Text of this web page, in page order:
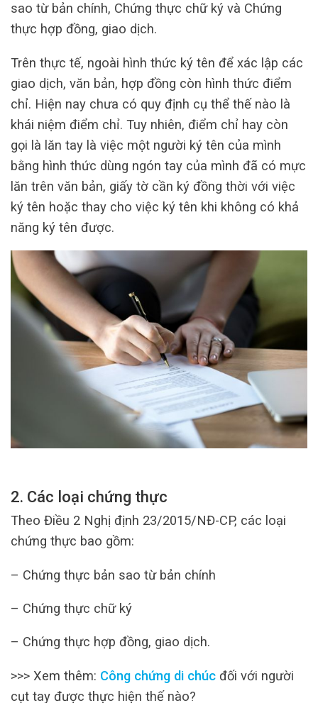
sao từ bản chính, Chứng thực chữ ký và Chứng
thực hợp đồng, giao dịch.
Trên thực tế, ngoài hình thức ký tên để xác lập các
giao dịch, văn bản, hợp đồng còn hình thức điểm
chỉ. Hiện nay chưa có quy định cụ thể thế nào là
khái niệm điểm chỉ. Tuy nhiên, điểm chỉ hay còn
gọi là lăn tay là việc một người ký tên của mình
bằng hình thức dùng ngón tay của mình đã có mực
lăn trên văn bản, giấy tờ cần ký đồng thời với việc
ký tên hoặc thay cho việc ký tên khi không có khả
năng ký tên được.
2. Các loại chứng thực
Theo Điều 2 Nghị định 23/2015/NĐ-CP, các loại
chứng thực bao gồm:
– Chứng thực bản sao từ bản chính
– Chứng thực chữ ký
– Chứng thực hợp đồng, giao dịch.
>>> Xem thêm: Công chứng di chúc đối với người
cụt tay được thực hiện thế nào?